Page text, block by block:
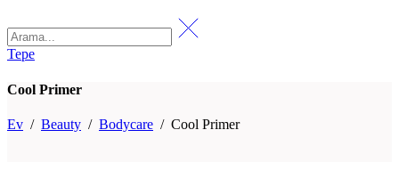
Tepe
Cool Primer
Ev / Beauty / Bodycare / Cool Primer